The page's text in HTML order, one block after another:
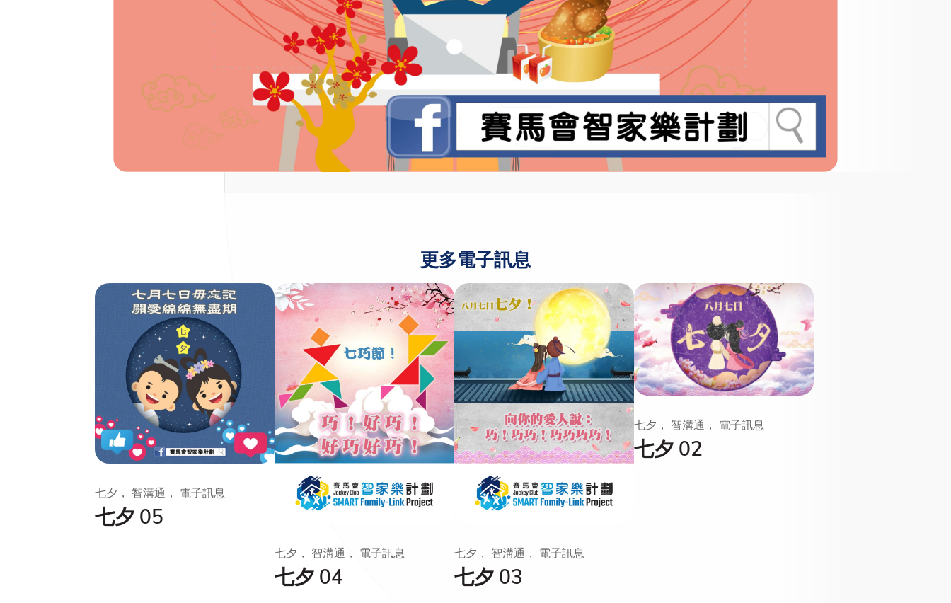
更多電子訊息
七夕 05
七夕， 智溝通， 電子訊息
七夕 04
七夕， 智溝通， 電子訊息
七夕 03
七夕， 智溝通， 電子訊息
七夕 02
七夕， 智溝通， 電子訊息